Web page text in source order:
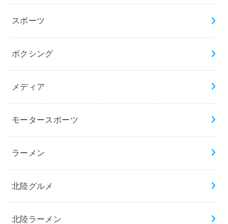
スポーツ
ボクシング
メディア
モータースポーツ
ラーメン
北陸グルメ
北陸ラーメン